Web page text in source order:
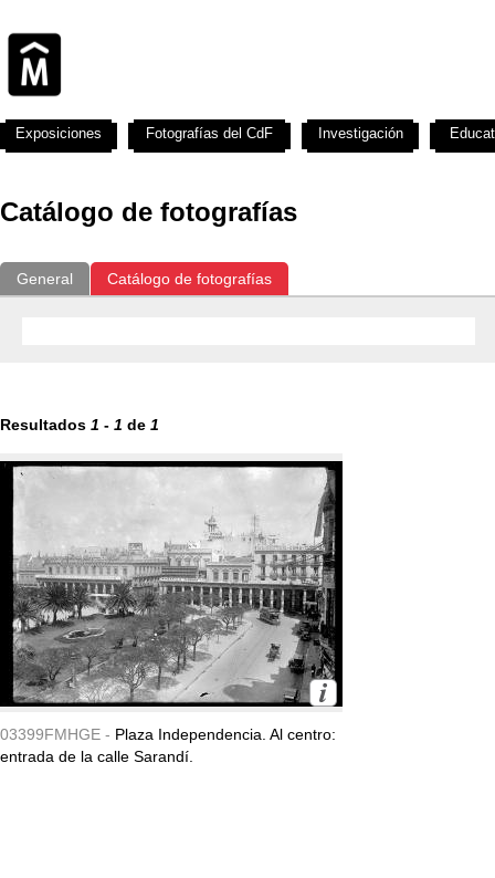
Catálogo de fotografías
General Catálogo de fotografías
Resultados 1 - 1 de 1
03399FMHGE - Plaza Independencia. Al centro:
entrada de la calle Sarandí.
Exposiciones Fotografías del CdF Investigación